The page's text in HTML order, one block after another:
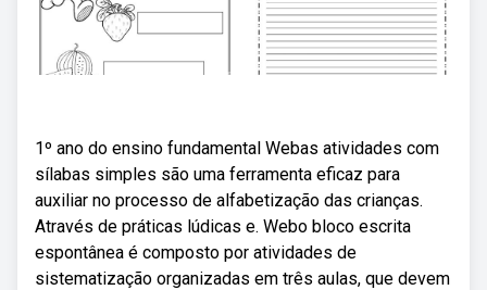
1º ano do ensino fundamental Webas atividades com
sílabas simples são uma ferramenta eficaz para
auxiliar no processo de alfabetização das crianças.
Através de práticas lúdicas e. Webo bloco escrita
espontânea é composto por atividades de
sistematização organizadas em três aulas, que devem